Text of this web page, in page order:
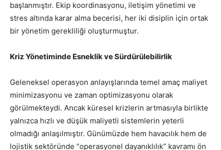
başlanmıştır. Ekip koordinasyonu, iletişim yönetimi ve
stres altında karar alma becerisi, her iki disiplin için ortak
bir yönetim gerekliliği oluşturmuştur.
Kriz Yönetiminde Esneklik ve Sürdürülebilirlik
Geleneksel operasyon anlayışlarında temel amaç maliyet
minimizasyonu ve zaman optimizasyonu olarak
görülmekteydi. Ancak küresel krizlerin artmasıyla birlikte
yalnızca hızlı ve düşük maliyetli sistemlerin yeterli
olmadığı anlaşılmıştır. Günümüzde hem havacılık hem de
lojistik sektöründe “operasyonel dayanıklılık” kavramı ön